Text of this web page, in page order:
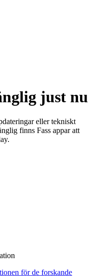
just nu
eller tekniskt
finns Fass appar att
för de forskande